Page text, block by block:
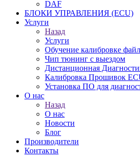
DAF
БЛОКИ УПРАВЛЕНИЯ (ECU)
Услуги
Назад
Услуги
Обучение калибровке
Чип тюнинг с выездом
Дистанционная
Калибровка Прошивок
Установка ПО для
О нас
Назад
О нас
Новости
Блог
Производители
Контакты